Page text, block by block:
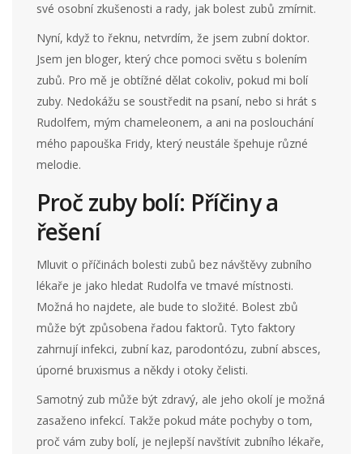
své osobní zkušenosti a rady, jak bolest zubů zmírnit.
Nyní, když to řeknu, netvrdím, že jsem zubní doktor.
Jsem jen bloger, který chce pomoci světu s bolením
zubů. Pro mě je obtížné dělat cokoliv, pokud mi bolí
zuby. Nedokážu se soustředit na psaní, nebo si hrát s
Rudolfem, mým chameleonem, a ani na poslouchání
mého papouška Fridy, který neustále špehuje různé
melodie.
Proč zuby bolí: Příčiny a
řešení
Mluvit o příčinách bolesti zubů bez návštěvy zubního
lékaře je jako hledat Rudolfa ve tmavé místnosti.
Možná ho najdete, ale bude to složité. Bolest zbů
může být způsobena řadou faktorů. Tyto faktory
zahrnují infekci, zubní kaz, parodontózu, zubní absces,
úporné bruxismus a někdy i otoky čelisti.
Samotný zub může být zdravý, ale jeho okolí je možná
zasaženo infekcí. Takže pokud máte pochyby o tom,
proč vám zuby bolí, je nejlepší navštívit zubního lékaře,